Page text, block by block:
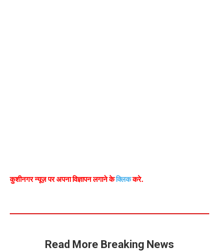
कुशीनगर न्यूज़ पर अपना विज्ञापन लगाने केक्लिककरे.
Read More Breaking News